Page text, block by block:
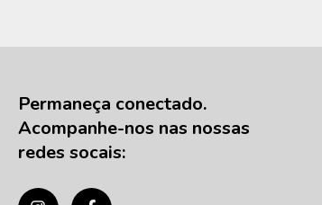
Permaneça conectado.
Acompanhe-nos nas nossas
redes socais: